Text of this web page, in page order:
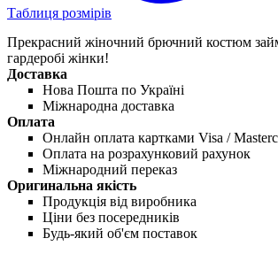
Таблиця розмірів
Прекрасний жіночний брючний костюм
гардеробі жінки!
Доставка
Нова Пошта по Україні
Міжнародна доставка
Оплата
Онлайн оплата картками Visa /
Оплата на розрахунковий рахунок
Міжнародний переказ
Оригинальна якість
Продукція від виробника
Ціни без посередників
Будь-який об'єм поставок